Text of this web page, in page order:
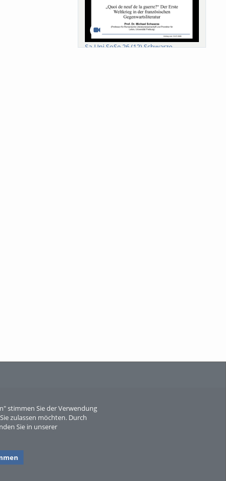
stimmen Sie der Verwendung
zulassen möchten. Durch
Sie in unserer
Sa-Uni SoSe 26 (12) Schwarze
Sperber